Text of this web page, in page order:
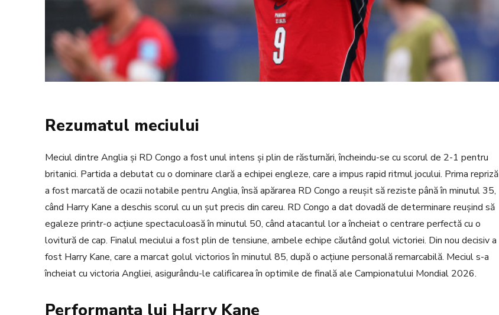
Rezumatul meciului
Meciul dintre Anglia și RD Congo a fost unul intens și plin de răsturnări, încheindu-se cu scorul de 2-1 pentru
britanici. Partida a debutat cu o dominare clară a echipei engleze, care a impus rapid ritmul jocului. Prima repriză
a fost marcată de ocazii notabile pentru Anglia, însă apărarea RD Congo a reușit să reziste până în minutul 35,
când Harry Kane a deschis scorul cu un șut precis din careu. RD Congo a dat dovadă de determinare reușind să
egaleze printr-o acțiune spectaculoasă în minutul 50, când atacantul lor a încheiat o centrare perfectă cu o
lovitură de cap. Finalul meciului a fost plin de tensiune, ambele echipe căutând golul victoriei. Din nou decisiv a
fost Harry Kane, care a marcat golul victorios în minutul 85, după o acțiune personală remarcabilă. Meciul s-a
încheiat cu victoria Angliei, asigurându-le calificarea în optimile de finală ale Campionatului Mondial 2026.